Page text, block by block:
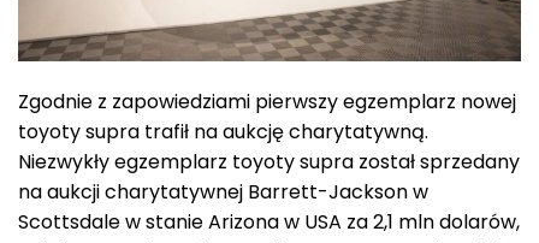
Zgodnie z zapowiedziami pierwszy egzemplarz nowej
toyoty supra trafił na aukcję charytatywną.
Niezwykły egzemplarz toyoty supra został sprzedany
na aukcji charytatywnej Barrett-Jackson w
Scottsdale w stanie Arizona w USA za 2,1 mln dolarów,